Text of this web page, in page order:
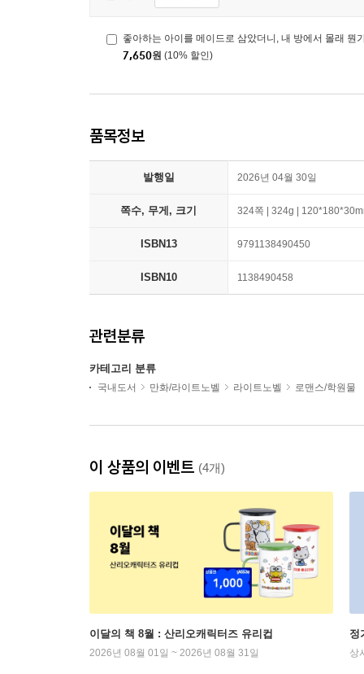
좋아하는 아이를 메이드로 삼았더니, 내 방에서 몰래 뭔
7,650원 (10% 할인)
품목정보
발행일 2026년 04월 30일
쪽수, 무게, 크기 324쪽 | 324g |
ISBN13 9791138490450
ISBN10 1138490458
관련분류
카테고리 분류
국내도서 만화/라이트노벨 라이트노벨 로맨스/학원물
이 상품의 이벤트 (4개)
이달의 책 8월 : 산리오캐릭터즈 유리컵
2026년 08월 01일 ~ 2026년 08월 31일
정
상